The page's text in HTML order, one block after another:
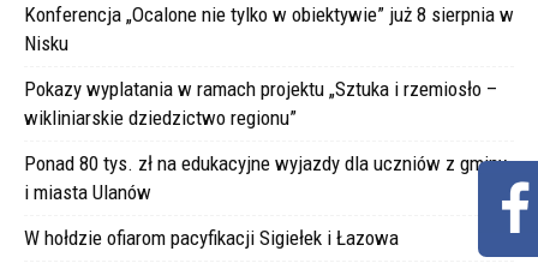
Konferencja „Ocalone nie tylko w obiektywie” już 8 sierpnia w
Nisku
Pokazy wyplatania w ramach projektu „Sztuka i rzemiosło –
wikliniarskie dziedzictwo regionu”
Ponad 80 tys. zł na edukacyjne wyjazdy dla uczniów z gminy
i miasta Ulanów
W hołdzie ofiarom pacyfikacji Sigiełek i Łazowa